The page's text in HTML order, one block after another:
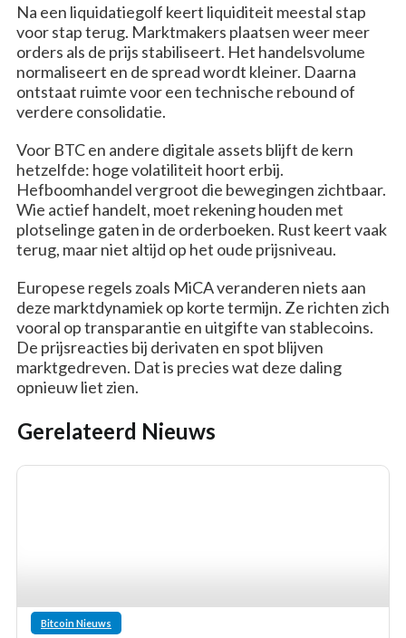
Na een liquidatiegolf keert liquiditeit meestal stap
voor stap terug. Marktmakers plaatsen weer meer
orders als de prijs stabiliseert. Het handelsvolume
normaliseert en de spread wordt kleiner. Daarna
ontstaat ruimte voor een technische rebound of
verdere consolidatie.
Voor BTC en andere digitale assets blijft de kern
hetzelfde: hoge volatiliteit hoort erbij.
Hefboomhandel vergroot die bewegingen zichtbaar.
Wie actief handelt, moet rekening houden met
plotselinge gaten in de orderboeken. Rust keert vaak
terug, maar niet altijd op het oude prijsniveau.
Europese regels zoals MiCA veranderen niets aan
deze marktdynamiek op korte termijn. Ze richten zich
vooral op transparantie en uitgifte van stablecoins.
De prijsreacties bij derivaten en spot blijven
marktgedreven. Dat is precies wat deze daling
opnieuw liet zien.
Gerelateerd Nieuws
Bitcoin Nieuws